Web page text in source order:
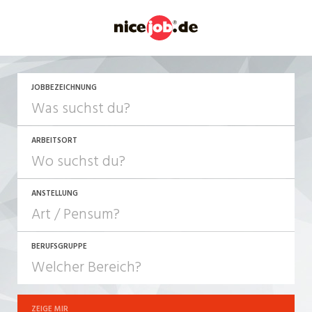
JOBBEZEICHNUNG
ARBEITSORT
ANSTELLUNG
JOB-TYP
Festanstellung
BERUFSGRUPPE
ZEIGE MIR